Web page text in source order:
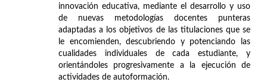
innovación educativa, mediante el desarrollo y uso
de nuevas metodologías docentes punteras
adaptadas a los objetivos de las titulaciones que se
le encomienden, descubriendo y potenciando las
cualidades individuales de cada estudiante, y
orientándoles progresivamente a la ejecución de
actividades de autoformación.